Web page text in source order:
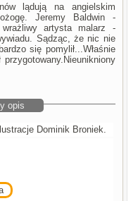
lądują na angielskim
Jeremy Baldwin -
artysta malarz -
Sądząc, że nic nie
się pomylił...Właśnie
opis
Dominik Broniek.